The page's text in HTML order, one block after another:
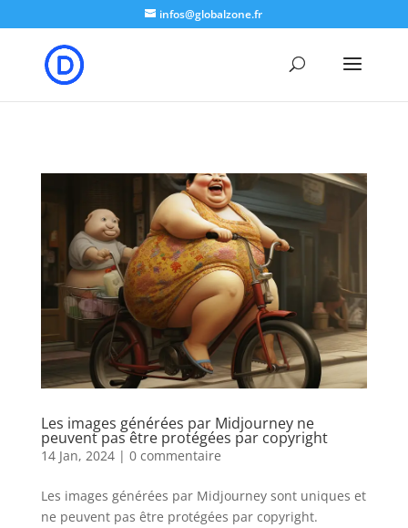
google-site-verification: google8b5302a50e574b7b.html
infos@globalzone.fr
Les images générées par Midjourney ne
peuvent pas être protégées par copyright
14 Jan, 2024| 0 commentaire
Les images générées par Midjourney sont uniques et
ne peuvent pas être protégées par copyright.